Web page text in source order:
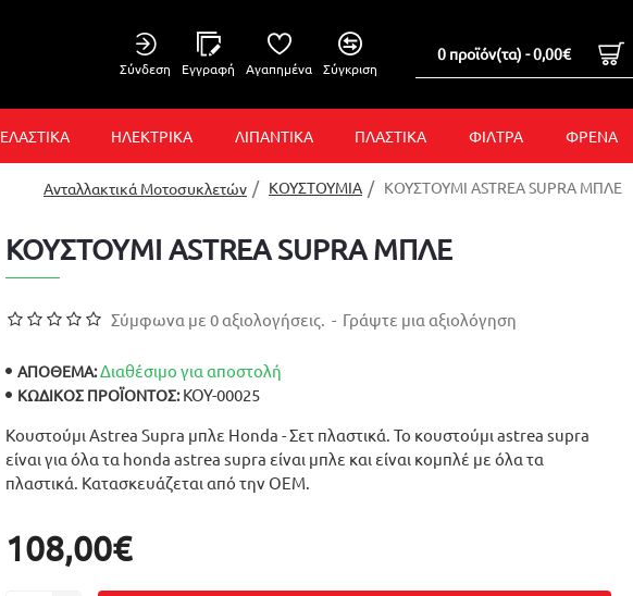
Σύνδεση Εγγραφή Αγαπημένα Σύγκριση
0 προϊόν(τα) - 0,00€
ΕΛΑΣΤΙΚΑ ΗΛΕΚΤΡΙΚΑ ΛΙΠΑΝΤΙΚΑ ΠΛΑΣΤΙΚΑ ΦΙΛΤΡΑ ΦΡΕΝΑ
Ανταλλακτικά Μοτοσυκλετών ΚΟΥΣΤΟΥΜΙΑ ΚΟΥΣΤΟΥΜΙ ASTREA SUPRA ΜΠΛΕ
ΚΟΥΣΤΟΥΜΙ ASTREA SUPRA ΜΠΛΕ
Κουστούμι Astrea Supra μπλε Honda - Σετ πλαστικά. Το κουστούμι astrea supra
είναι για όλα τα honda astrea supra είναι μπλε και είναι κομπλέ με όλα τα
πλαστικά. Κατασκευάζεται από την OEM.
ΑΠΟΘΕΜΑ:Διαθέσιμο για αποστολή
ΚΩΔΙΚΌΣ ΠΡΟΪΌΝΤΟΣ: ΚΟΥ-00025
Σύμφωνα με 0 αξιολογήσεις. - Γράψτε μια αξιολόγηση
108,00€